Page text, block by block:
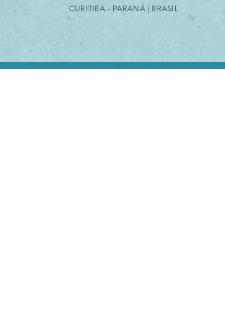
CURITIBA - PARANÁ | BRASIL